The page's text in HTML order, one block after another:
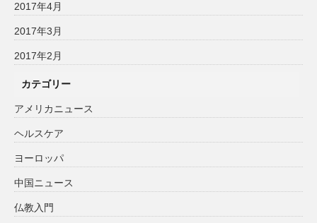
2017年4月
2017年3月
2017年2月
カテゴリー
アメリカニュース
ヘルスケア
ヨーロッパ
中国ニュース
仏教入門